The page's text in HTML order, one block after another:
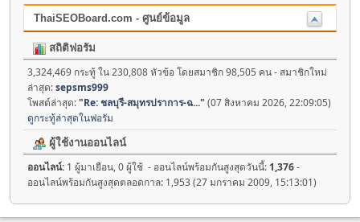
ThaiSEOBoard.com - ศูนย์ข้อมูล
สถิติฟอรัม
3,324,469 กระทู้ ใน 230,808 หัวข้อ โดยสมาชิก 98,505 คน - สมาชิกใหม่
ล่าสุด:sepsms999
โพสต์ล่าสุด:"Re: ชลบุรี-สมุทรปราการ-ฉ..." (07 สิงหาคม 2026, 22:09:05)
ดูกระทู้ล่าสุดในฟอรัม
ผู้ใช้งานออนไลน์
ออนไลน์: 1 ผู้มาเยือน, 0 ผู้ใช้ - ออนไลน์พร้อมกันสูงสุดวันนี้: 1,376-
ออนไลน์พร้อมกันสูงสุดตลอดกาล: 1,953 (27 มกราคม 2009, 15:13:01)